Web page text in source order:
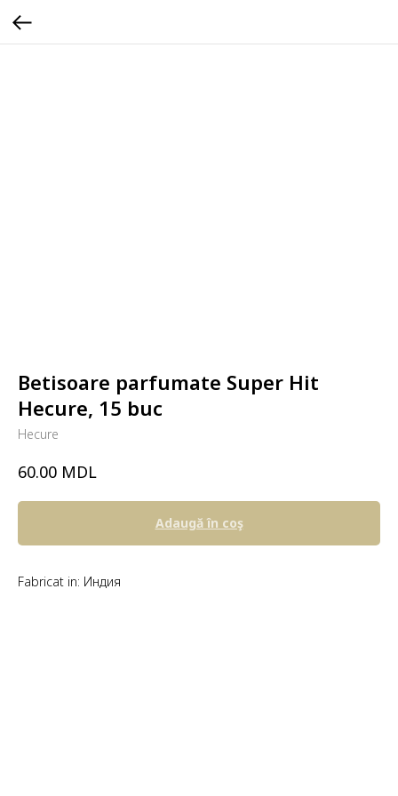
Betisoare parfumate Super Hit
Hecure, 15 buc
Hecure
60.00 MDL
Adaugă în coş
Fabricat in: Индия